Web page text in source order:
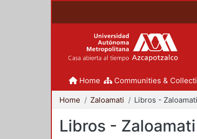
Home Communities &
Home Zaloamati Libros - Zaloamati
Libros - Zaloamati